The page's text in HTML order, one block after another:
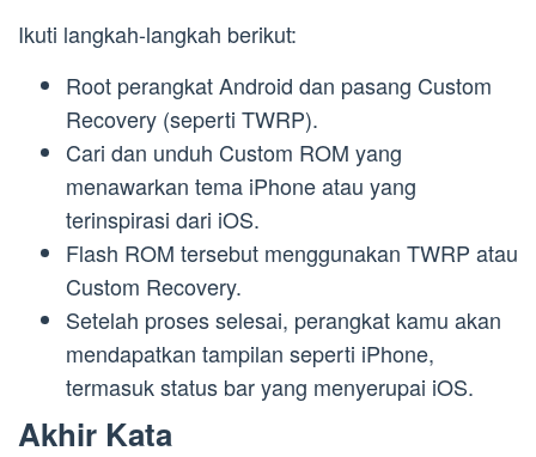
Ikuti langkah-langkah berikut:
Root perangkat Android dan pasang Custom
Recovery (seperti TWRP).
Cari dan unduh Custom ROM yang
menawarkan tema iPhone atau yang
terinspirasi dari iOS.
Flash ROM tersebut menggunakan TWRP atau
Custom Recovery.
Setelah proses selesai, perangkat kamu akan
mendapatkan tampilan seperti iPhone,
termasuk status bar yang menyerupai iOS.
Akhir Kata